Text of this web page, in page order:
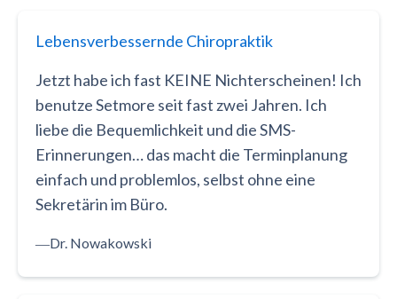
Lebensverbessernde Chiropraktik
Jetzt habe ich fast KEINE Nichterscheinen! Ich
benutze Setmore seit fast zwei Jahren. Ich
liebe die Bequemlichkeit und die SMS-
Erinnerungen… das macht die Terminplanung
einfach und problemlos, selbst ohne eine
Sekretärin im Büro.
―Dr. Nowakowski